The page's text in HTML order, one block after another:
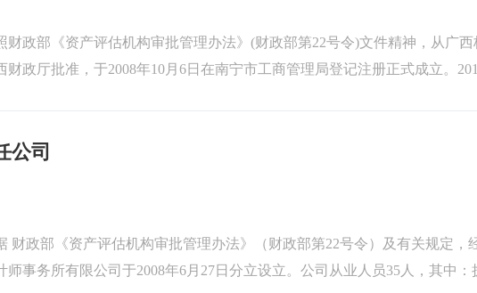
政部《资产评估机构审批管理办法》(财政部第22号令)文件精神，从广西
政厅批准，于2008年10月6日在南宁市工商管理局登记注册正式成立。
公司
财政部《资产评估机构审批管理办法》（财政部第22号令）及有关规定，
事务所有限公司于2008年6月27日分立设立。公司从业人员35人，其中：